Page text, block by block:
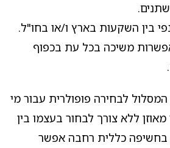
בין השקעות בארץ ו/או בחו"ל.
משיכה בכל עת בכפוף
לבחירה פופולרית עבור מי
ללא צורך לבחור בעצמו בין
בחשיפה כללית רחבה אפשר